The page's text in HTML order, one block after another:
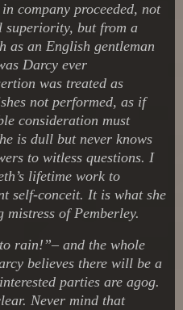
company proceeded, not
superiority, but from a
as an English gentleman
Darcy ever
was treated as
not performed, as if
consideration must
is dull but never knows
to witless questions. I
lifetime work to
self-conceit. It is what she
of Pemberley.
rain!”– and the whole
believes there will be a
parties are agog.
Never mind that